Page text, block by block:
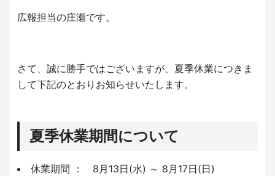
広報担当の庄瀬です。
さて、誠に勝手ではございますが、夏季休業につきま
して下記のとおりお知らせいたします。
夏季休業期間について
休業期間 ： 8月13日(水) ～ 8月17日(日)